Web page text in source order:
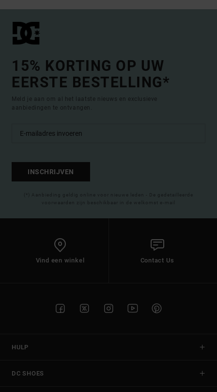
15% KORTING OP UW
EERSTE BESTELLING*
Meld je aan om al het laatste nieuws en exclusieve
aanbiedingen te ontvangen.
INSCHRIJVEN
(*) Aanbieding geldig online voor nieuwe leden - De gedetailleerde
voorwaarden zijn beschikbaar in de welkomst e-mail
Vind een winkel Contact Us
HULP
DC SHOES